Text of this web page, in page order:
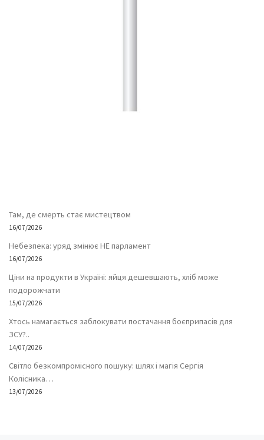
Там, де смерть стає мистецтвом
16/07/2026
Небезпека: уряд змінює НЕ парламент
16/07/2026
Ціни на продукти в Україні: яйця дешевшають, хліб може
подорожчати
15/07/2026
Хтось намагається заблокувати постачання боєприпасів для
ЗСУ?..
14/07/2026
Світло безкомпромісного пошуку: шлях і магія Сергія
Колісника…
13/07/2026